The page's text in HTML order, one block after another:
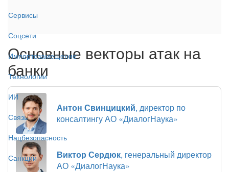
Сервисы
Соцсети
Импортозамещение
Технологии
ИИ
Связь
Нацбезопасность
Санкции
Основные векторы атак на
банки
Антон Свинцицкий, директор по
консалтингу АО «ДиалогНаука»
Виктор Сердюк, генеральный директор
АО «ДиалогНаука»